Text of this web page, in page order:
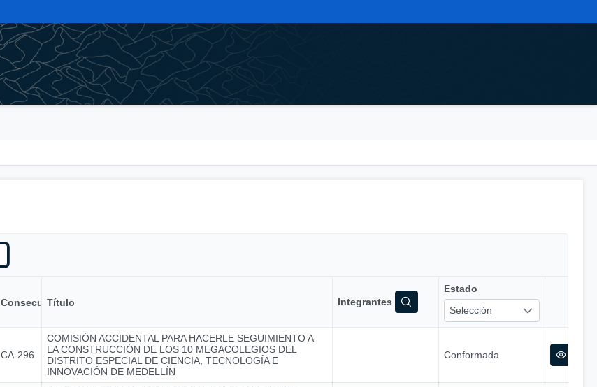
ConsecutivoTítulo Integrantes
Estado
Selección
CA-296
COMISIÓN ACCIDENTAL PARA HACERLE SEGUIMIENTO A
LA CONSTRUCCIÓN DE LOS 10 MEGACOLEGIOS DEL
DISTRITO ESPECIAL DE CIENCIA, TECNOLOGÍA E
INNOVACIÓN DE MEDELLÍN
Conformada